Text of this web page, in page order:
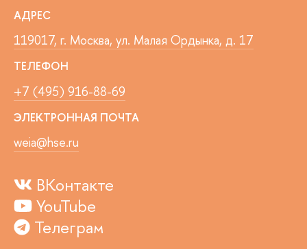
АДРЕС
119017, г. Москва, ул. Малая Ордынка, д. 17
ТЕЛЕФОН
+7 (495) 916-88-69
ЭЛЕКТРОННАЯ ПОЧТА
weia@hse.ru
ВКонтакте
YouTube
Телеграм